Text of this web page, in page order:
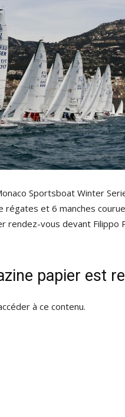
Sportsboat Winter
et 6 manches
rendez-vous devant Filippo
papier est
à ce contenu.